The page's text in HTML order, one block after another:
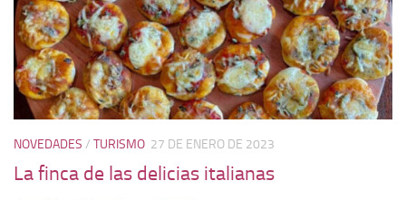
NOVEDADES / TURISMO 27 DE ENERO DE 2023
La finca de las delicias italianas